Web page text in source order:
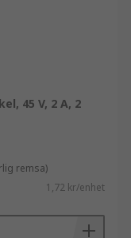
och
tack vare
för
även som
och kan
för
45 V, 2 A, 2
remsa)
1,72 kr/enhet